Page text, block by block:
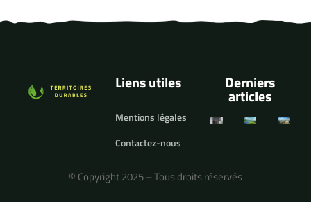
Liens utiles
Mentions légales
Contactez-nous
Derniers
articles
© Copyright 2025 – Tous droits réservés